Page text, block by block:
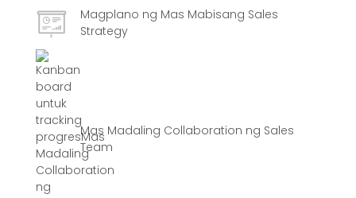
Magplano ng Mas Mabisang Sales
Strategy
Mas Madaling Collaboration ng Sales
Team